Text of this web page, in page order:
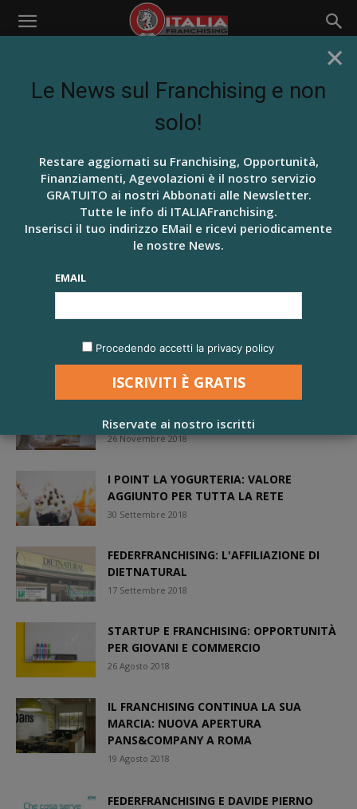
NEW ENTRY, NOVITÀ DAL
HOTEL IN FRANCHISING? IL GRUPPO UNA
È LA RISPOSTA
4 Marzo 2021
FEDERFRANCHISING- CONFESERCENTI AD
FRANCHISING
26 Novembre 2018
LIBERO POINT, AVVIA LA CAMPAGNA
AFFILIAZIONI 2019
26 Novembre 2018
I POINT LA YOGURTERIA: VALORE
AGGIUNTO PER TUTTA LA RETE
30 Settembre 2018
FEDERFRANCHISING: L'AFFILIAZIONE DI
DIETNATURAL
17 Settembre 2018
STARTUP E FRANCHISING: OPPORTUNITÀ
PER GIOVANI E COMMERCIO
26 Agosto 2018
IL FRANCHISING CONTINUA LA SUA
MARCIA: NUOVA APERTURA
PANS&COMPANY A ROMA
19 Agosto 2018
FEDERFRANCHISING E DAVIDE PIERNO
×
Le News sul Franchising e non
solo!
Restare aggiornati su Franchising, Opportunità,
Finanziamenti, Agevolazioni è il nostro servizio
GRATUITO ai nostri Abbonati alle Newsletter.
Tutte le info di ITALIAFranchising.
Inserisci il tuo indirizzo EMail e ricevi periodicamente
le nostre News.
EMAIL
Procedendo accetti la privacy policy
Riservate ai nostro iscritti